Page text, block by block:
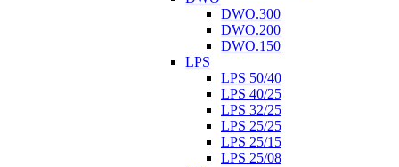
DWO.300
DWO.200
DWO.150
LPS
LPS 50/40
LPS 40/25
LPS 32/25
LPS 25/25
LPS 25/15
LPS 25/08